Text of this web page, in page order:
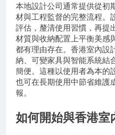
本地設計公司通常提供從初
材與工程監督的完整流程。
評估，釐清使用習慣，再提
材質與收納配置上平衡美感
都有理由存在。香港室內設
納、可變家具與智能系統結
簡便。這種以使用者為本的
也可在長期使用中節省維護
報。
如何開始與香港室